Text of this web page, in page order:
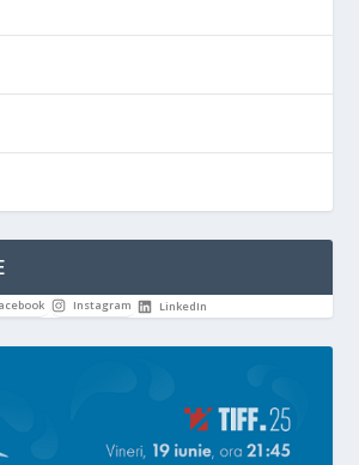
Instagram LinkedIn